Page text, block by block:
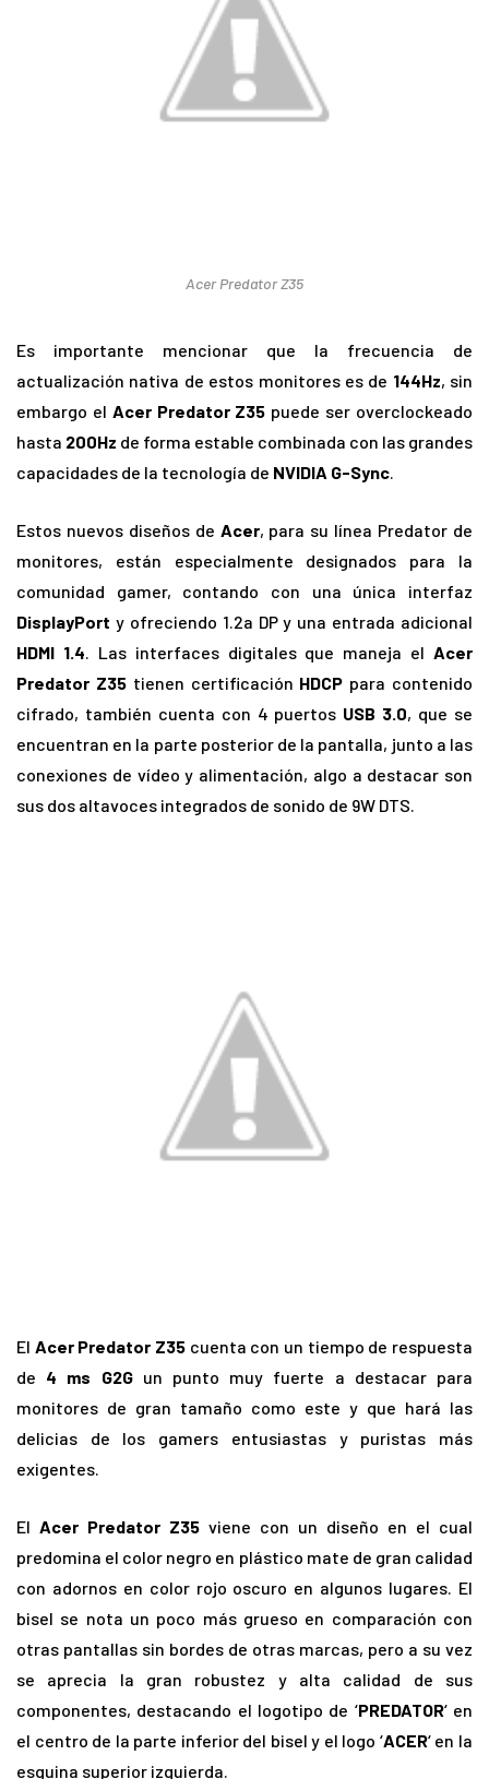
Acer Predator Z35
Es importante mencionar que la frecuencia de
actualización nativa de estos monitores es de 144Hz, sin
embargo el Acer Predator Z35 puede ser overclockeado
hasta 200Hz de forma estable combinada con las grandes
capacidades de la tecnología de NVIDIA G-Sync.
Estos nuevos diseños de Acer, para su línea Predator de
monitores, están especialmente designados para la
comunidad gamer, contando con una única interfaz
DisplayPort y ofreciendo 1.2a DP y una entrada adicional
HDMI 1.4. Las interfaces digitales que maneja el Acer
Predator Z35tienen certificación HDCP para contenido
cifrado, también cuenta con 4 puertos USB 3.0, que se
encuentran en la parte posterior de la pantalla, junto a las
conexiones de vídeo y alimentación, algo a destacar son
sus dos altavoces integrados de sonido de 9W DTS.
El Acer Predator Z35 cuenta con un tiempo de respuesta
de 4 ms G2Gun punto muy fuerte a destacar para
monitores de gran tamaño como este y que hará las
delicias de los gamers entusiastas y puristas más
exigentes.
El Acer Predator Z35 viene con un diseño en el cual
predomina el color negro en plástico mate de gran calidad
con adornos en color rojo oscuro en algunos lugares. El
bisel se nota un poco más grueso en comparación con
otras pantallas sin bordes de otras marcas, pero a su vez
se aprecia la gran robustez y alta calidad de sus
componentes, destacando el logotipo de ‘PREDATOR‘ en
el centro de la parte inferior del bisel y el logo ‘ACER‘ en la
esquina superior izquierda.